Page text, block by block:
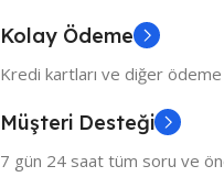
Kolay Ödeme
Kredi kartları ve diğer
Müşteri Desteği
7 gün 24 saat tüm soru ve